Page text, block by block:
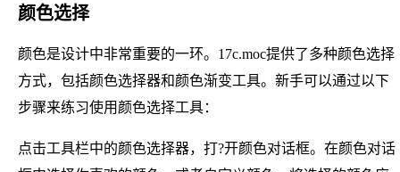
颜色选择
颜色是设计中非常重要的一环。17c.moc提供了多种颜色选择
方式，包括颜色选择器和颜色渐变工具。新手可以通过以下
步骤来练习使用颜色选择工具：
点击工具栏中的颜色选择器，打?开颜色对话框。在颜色对话